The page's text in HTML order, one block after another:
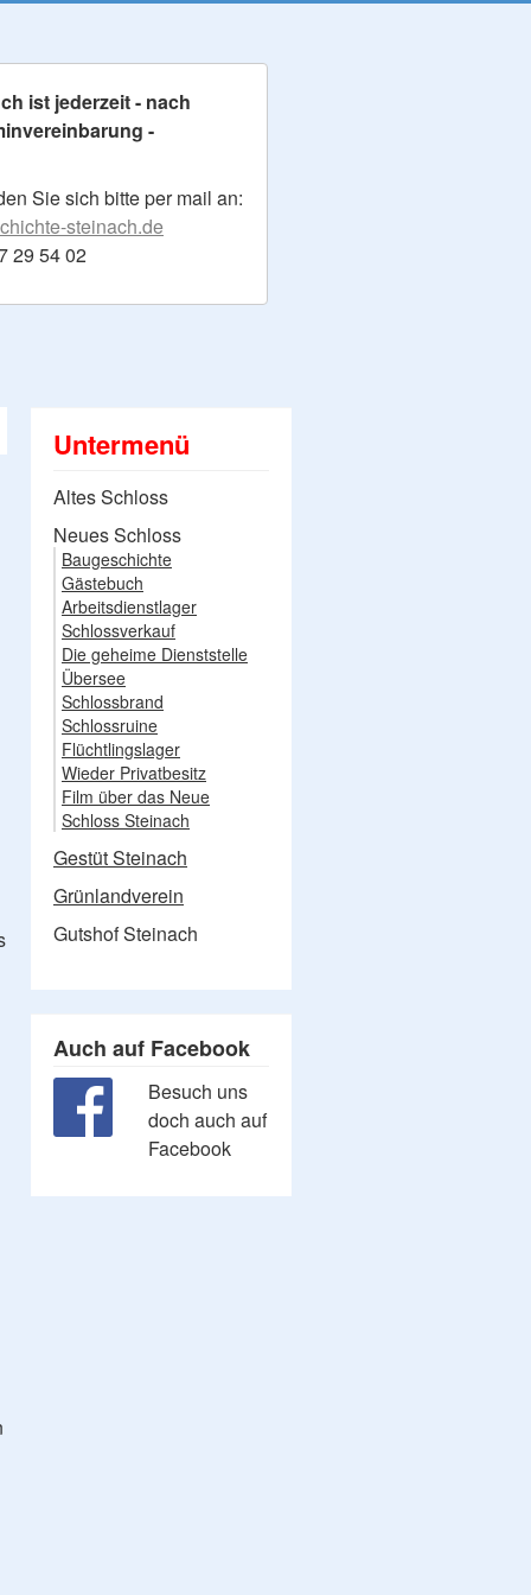
ist jederzeit - nach
-
Sie sich bitte per mail an:
steinach.de
29 54 02
Untermenü
Altes Schloss
Neues Schloss
Baugeschichte
Gästebuch
Arbeitsdienstlager
Schlossverkauf
Die geheime Dienststelle
Übersee
Schlossbrand
Schlossruine
Flüchtlingslager
Wieder Privatbesitz
Film über das Neue
Schloss Steinach
Gestüt Steinach
Grünlandverein
Gutshof Steinach
Auch auf Facebook
Besuch uns
doch auch auf
Facebook